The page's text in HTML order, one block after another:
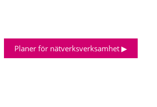
Planer för nätverksverksamhet ▶︎